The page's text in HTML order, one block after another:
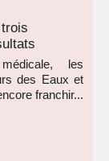
les
des Eaux et
franchir...